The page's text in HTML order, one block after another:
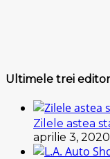
Ultimele trei
Zilele astea
aprilie 3, 2020